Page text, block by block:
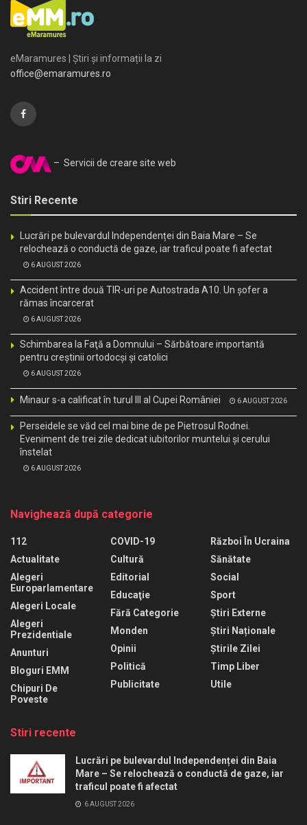
eMaramures | Știri și informații la zi
office@emaramures.ro
– Servicii de creare site web
Stiri Recente
Lucrări pe bulevardul Independenței din Baia Mare – Se
relochează o conductă de gaze, iar traficul poate fi afectat
6 AUGUST 2026
Accident între două TIR-uri pe Autostrada A10. Un șofer a
rămas încarcerat
6 AUGUST 2026
Schimbarea la Faţă a Domnului – Sărbătoare importantă
pentru creştinii ortodocşi şi catolici
6 AUGUST 2026
Minaur s-a calificat în turul III al Cupei României 6 AUGUST 2026
Perseidele se văd cel mai bine de pe Pietrosul Rodnei.
Eveniment de trei zile dedicat iubitorilor muntelui și cerului
înstelat
6 AUGUST 2026
Navighează după categorie
112
Actualitate
Alegeri
Europarlamentare
Alegeri Locale
Alegeri
Prezidentiale
Anunturi
Bloguri EMM
Chipuri De
Poveste
COVID-19
Cultură
Editorial
Educaţie
Fără Categorie
Monden
Opinii
Politică
Publicitate
Război În Ucraina
Sănătate
Social
Sport
Știri Externe
Știri Naționale
Știrile Zilei
Timp Liber
Utile
Stiri recente
Lucrări pe bulevardul Independenței din Baia
Mare – Se relochează o conductă de gaze, iar
traficul poate fi afectat
6 AUGUST 2026